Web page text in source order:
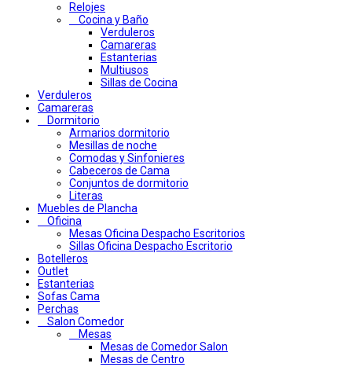
Relojes
Cocina y Baño
Verduleros
Camareras
Estanterias
Multiusos
Sillas de Cocina
Verduleros
Camareras
Dormitorio
Armarios dormitorio
Mesillas de noche
Comodas y Sinfonieres
Cabeceros de Cama
Conjuntos de dormitorio
Literas
Muebles de Plancha
Oficina
Mesas Oficina Despacho Escritorios
Sillas Oficina Despacho Escritorio
Botelleros
Outlet
Estanterias
Sofas Cama
Perchas
Salon Comedor
Mesas
Mesas de Comedor Salon
Mesas de Centro